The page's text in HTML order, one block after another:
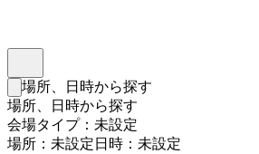
検索フォームを閉じる
場所、日時から探す
場所、日時から探す
会場タイプ：未設定
場所：未設定日時：未設定